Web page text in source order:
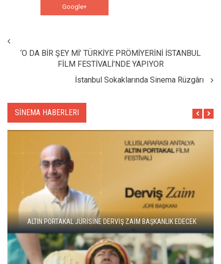
Google+
‘O DA BİR ŞEY Mİ’ TÜRKİYE PRÖMİYERİNİ İSTANBUL
FİLM FESTİVALİ’NDE YAPIYOR
İstanbul Sokaklarında Sinema Rüzgârı
SİNEMA HABERLERI
ADANA ALTIN KOZA'DA JÜRİ BAŞKANI ZUHAL OLCAY